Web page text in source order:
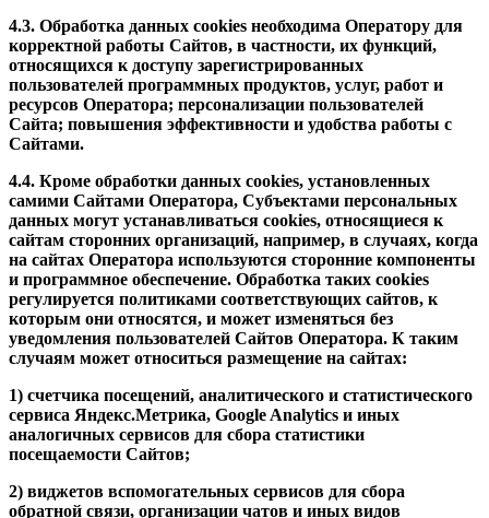
4.3. Обработка данных cookies необходима Оператору для
корректной работы Сайтов, в частности, их функций,
относящихся к доступу зарегистрированных
пользователей программных продуктов, услуг, работ и
ресурсов Оператора; персонализации пользователей
Сайта; повышения эффективности и удобства работы с
Сайтами.
4.4. Кроме обработки данных cookies, установленных
самими Сайтами Оператора, Субъектами персональных
данных могут устанавливаться cookies, относящиеся к
сайтам сторонних организаций, например, в случаях, когда
на сайтах Оператора используются сторонние компоненты
и программное обеспечение. Обработка таких cookies
регулируется политиками соответствующих сайтов, к
которым они относятся, и может изменяться без
уведомления пользователей Сайтов Оператора. К таким
случаям может относиться размещение на сайтах:
1) счетчика посещений, аналитического и статистического
сервиса Яндекс.Метрика, Google Analytics и иных
аналогичных сервисов для сбора статистики
посещаемости Сайтов;
2) виджетов вспомогательных сервисов для сбора
обратной связи, организации чатов и иных видов